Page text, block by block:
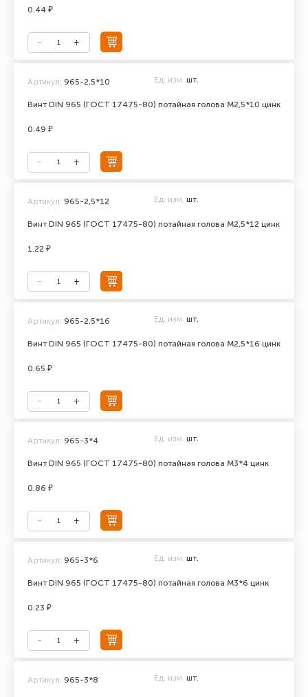
0.44 ₽
Винт DIN 965 (ГОСТ 17475-80) потайная голова М2,5*10 цинк
Артикул: 965-2,5*10 Ед. изм. шт.
0.49 ₽
Винт DIN 965 (ГОСТ 17475-80) потайная голова М2,5*12 цинк
Артикул: 965-2,5*12 Ед. изм. шт.
1.22 ₽
Винт DIN 965 (ГОСТ 17475-80) потайная голова М2,5*16 цинк
Артикул: 965-2,5*16 Ед. изм. шт.
0.65 ₽
Винт DIN 965 (ГОСТ 17475-80) потайная голова М3*4 цинк
Артикул: 965-3*4 Ед. изм. шт.
0.86 ₽
Винт DIN 965 (ГОСТ 17475-80) потайная голова М3*6 цинк
Артикул: 965-3*6 Ед. изм. шт.
0.23 ₽
Артикул: 965-3*8 Ед. изм. шт.